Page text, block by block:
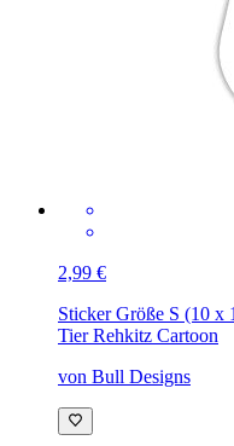
2,99 €
Sticker Größe S (10 x
Tier Rehkitz Cartoon
von Bull Designs